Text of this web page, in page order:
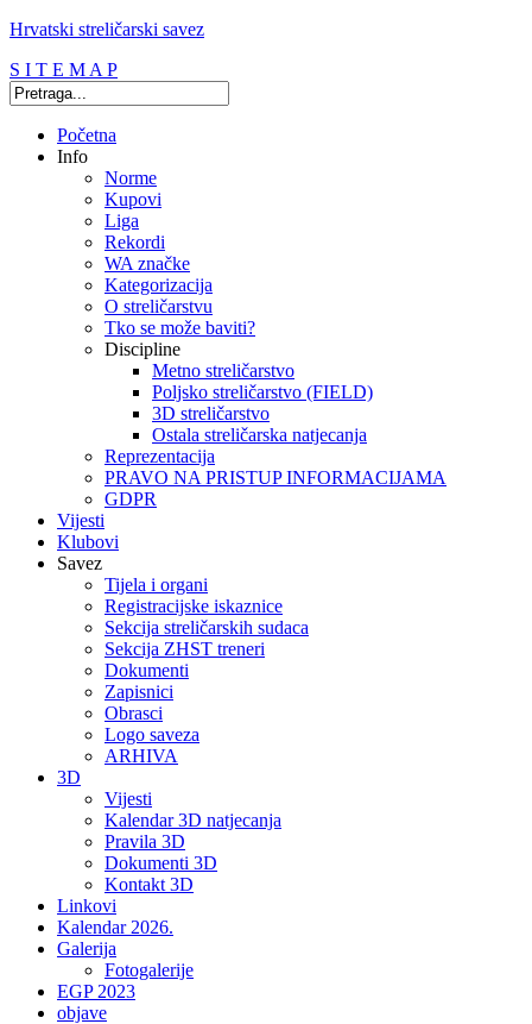
Hrvatski streličarski savez
S I T E M A P
Početna
Info
Norme
Kupovi
Liga
Rekordi
WA značke
Kategorizacija
O streličarstvu
Tko se može baviti?
Discipline
Metno streličarstvo
Poljsko streličarstvo (FIELD)
3D streličarstvo
Ostala streličarska natjecanja
Reprezentacija
PRAVO NA PRISTUP INFORMACIJAMA
GDPR
Vijesti
Klubovi
Savez
Tijela i organi
Registracijske iskaznice
Sekcija streličarskih sudaca
Sekcija ZHST treneri
Dokumenti
Zapisnici
Obrasci
Logo saveza
ARHIVA
3D
Vijesti
Kalendar 3D natjecanja
Pravila 3D
Dokumenti 3D
Kontakt 3D
Linkovi
Kalendar 2026.
Galerija
Fotogalerije
EGP 2023
objave